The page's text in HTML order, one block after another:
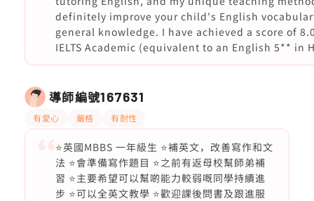
definitely improve your child's English
general knowledge. I have achieved a score of
IELTS Academic (equivalent to an English 5** in
導師編號167631
有愛心 嚴格 有耐性
⭐️英國MBBS 一年級生 ⭐️補英文，改善寫作和文
法 ⭐️會準備寫作題目 ⭐️之前有返母校幫師弟補
習 ⭐️主要希望可以幫啲能力較弱嘅同學持續進
步 ⭐️可以全英文教學 ⭐️歡迎課後問書及跟進服